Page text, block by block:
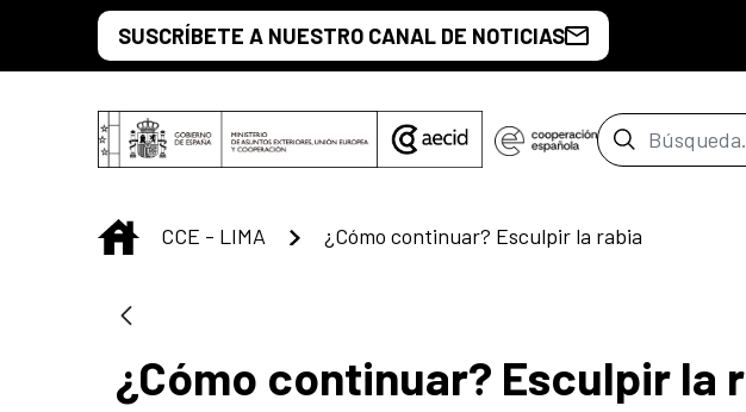
Saltar al contenido principal
SUSCRÍBETE A NUESTRO CANAL DE NOTICIAS
Barra de
INICIO
CCE - LIMA ¿Cómo continuar? Esculpir la rabia
¿Cómo continuar? Esculpir la